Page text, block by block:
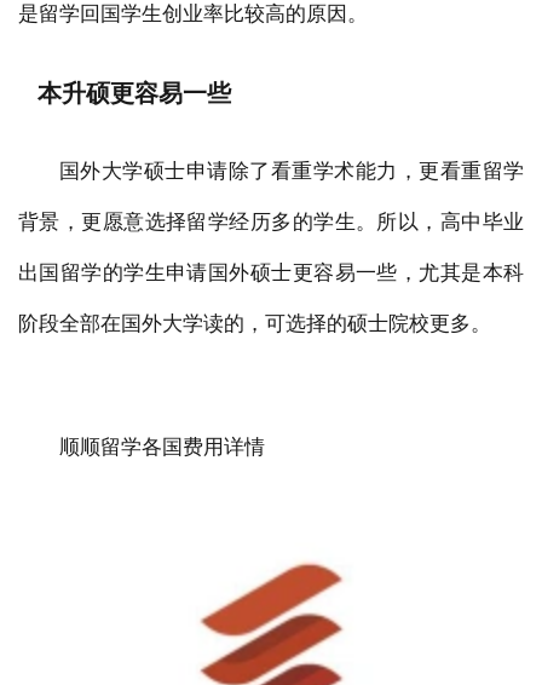
是留学回国学生创业率比较高的原因。
本升硕更容易一些
国外大学硕士申请除了看重学术能力，更看重留学
背景，更愿意选择留学经历多的学生。所以，高中毕业
出国留学的学生申请国外硕士更容易一些，尤其是本科
阶段全部在国外大学读的，可选择的硕士院校更多。
顺顺留学各国费用详情